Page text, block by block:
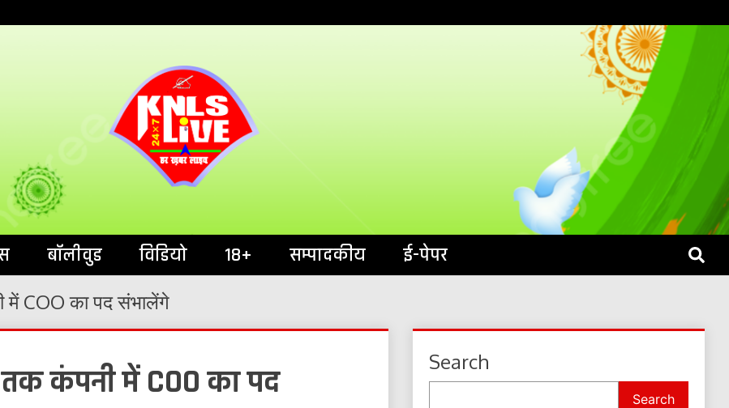
KNLS LIVE
बॉलीवुड विडियो 18+ सम्पादकीय ई-पेपर
COO का पद संभालेंगे
कंपनी में COO का पद
Search
Search